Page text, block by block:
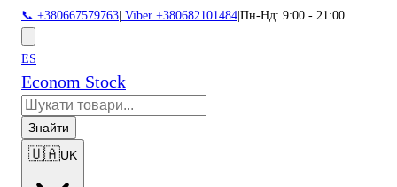
📞 +380667579763 Viber +380682101484 Пн-Нд: 9:00 - 21:00
ES
Econom Stock
Знайти
🇺🇦UK